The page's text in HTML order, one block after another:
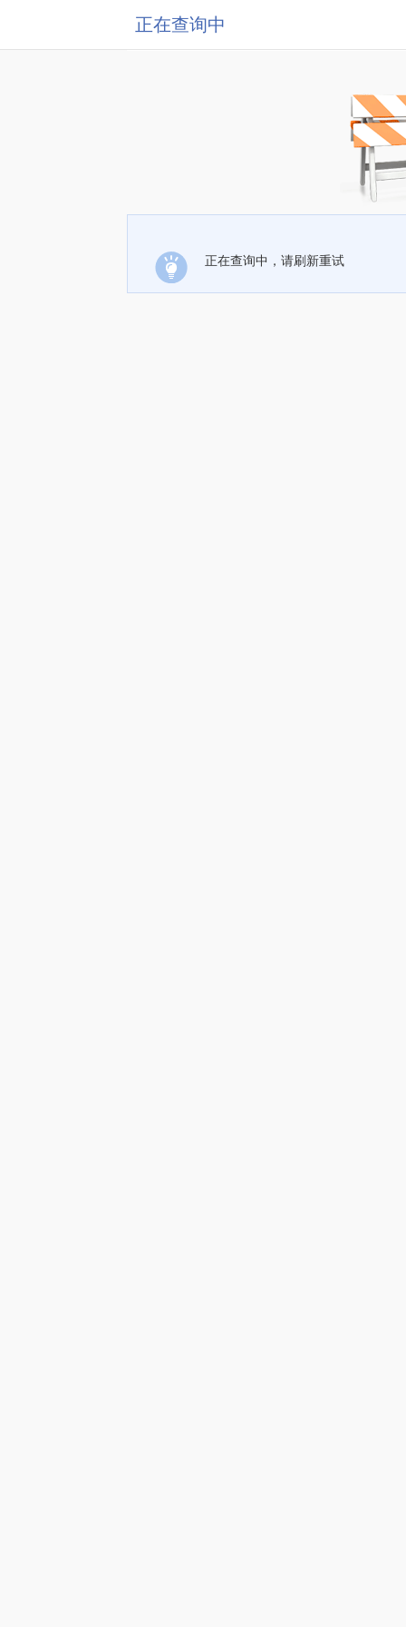
正在查询中
正在查询中，请刷新重试